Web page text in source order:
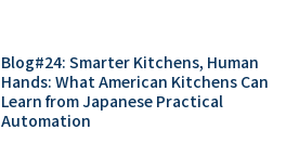
Blog#24: Smarter Kitchens, Human
Hands: What American Kitchens Can
Learn from Japanese Practical
Automation